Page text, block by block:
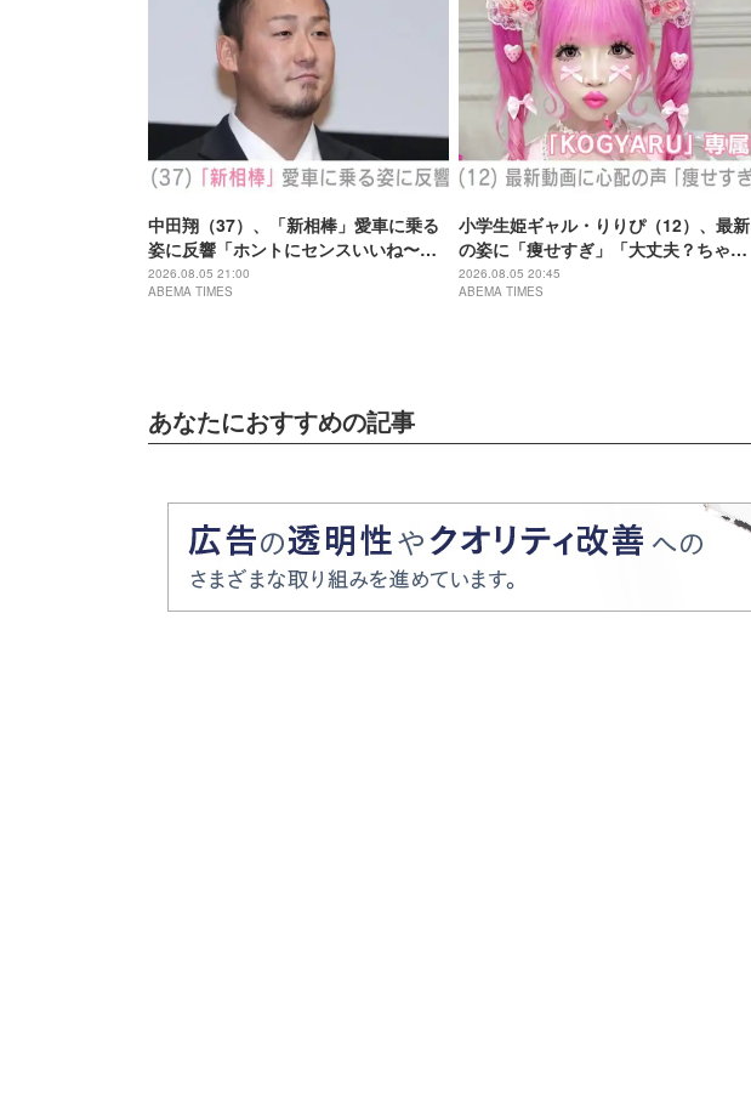
中田翔（37）、「新相棒」愛車に乗る
姿に反響「ホントにセンスいいね〜」
「何台持っているのですか？」
2026.08.05 21:00
ABEMA TIMES
小学生姫ギャル・りりぴ（12）、最新
の姿に「痩せすぎ」「大丈夫？ちゃん
とご飯食べてね」など心配の声
2026.08.05 20:45
ABEMA TIMES
あなたにおすすめの記事